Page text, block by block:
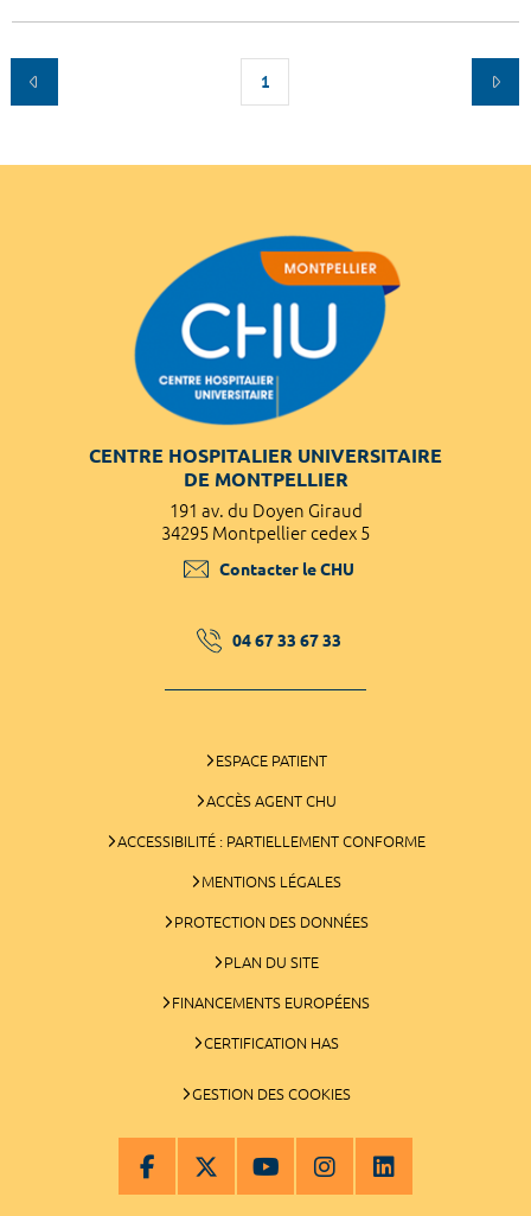
1
CENTRE HOSPITALIER UNIVERSITAIRE
DE MONTPELLIER
191 av. du Doyen Giraud
34295 Montpellier cedex 5
Contacter le CHU
04 67 33 67 33
ESPACE PATIENT
ACCÈS AGENT CHU
ACCESSIBILITÉ : PARTIELLEMENT CONFORME
MENTIONS LÉGALES
PROTECTION DES DONNÉES
PLAN DU SITE
FINANCEMENTS EUROPÉENS
CERTIFICATION HAS
GESTION DES COOKIES